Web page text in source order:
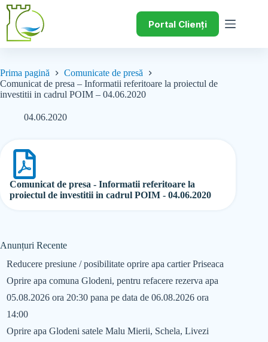
Portal Clienți
Prima pagină
Comunicate de presă
Comunicat de presa – Informatii referitoare la proiectul de
investitii in cadrul POIM – 04.06.2020
04.06.2020
Comunicat de presa - Informatii referitoare la
proiectul de investitii in cadrul POIM - 04.06.2020
Anunțuri Recente
Reducere presiune / posibilitate oprire apa cartier Priseaca
Oprire apa comuna Glodeni, pentru refacere rezerva apa
05.08.2026 ora 20:30 pana pe data de 06.08.2026 ora
14:00
Oprire apa Glodeni satele Malu Mierii, Schela, Livezi